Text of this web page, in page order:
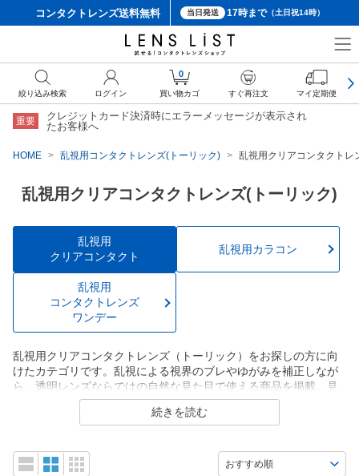
コンタクトレンズ送料無料 当日発送 17時まで（土日祝14時）
重要
クレジットカード決済時にエラーメッセージが表示され
たお客様へ
HOME 乱視用コンタクトレンズ(トーリック) 乱視用クリアコンタクトレ
乱視用クリアコンタクトレンズ(トーリック)
乱視用
クリアコンタクト
乱視用カラコン
乱視用
コンタクトレンズ
ワンデー
乱視用クリアコンタクトレンズ（トーリック）をお探しの方に向
けたカテゴリです。乱視による視界のブレやゆがみを補正しなが
ら、透明レンズならではの自然な見た目で使える商品を掲載。見
え方や装用感を比較しながら、自分に合う乱視用クリアレンズを
選べます。メーカー直販ならではの高品質とリーズナブルな価格
続きを読む
絞り込み検索 ログイン
0
買い物カゴ すぐ再注文 マイ定期便